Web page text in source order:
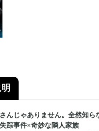
んじゃありません。全然知ら
踪事件×奇妙な隣人家族